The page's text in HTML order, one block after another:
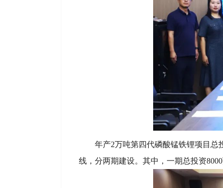
年产2万吨第四代磷酸锰铁锂项目总
线，分两期建设。其中，一期总投资